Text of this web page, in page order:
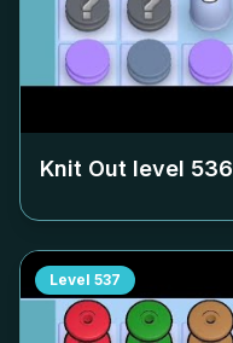
Knit Out level 536
Level 537